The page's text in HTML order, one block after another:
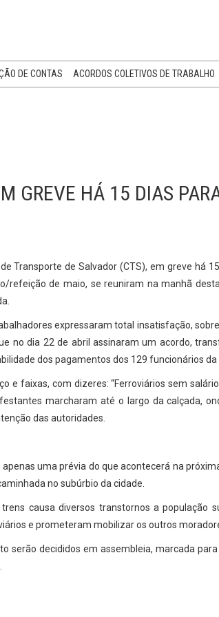
DE CONTAS ACORDOS COLETIVOS DE TRABALHO
GREVE HÁ 15 DIAS
Transporte de Salvador (CTS), em greve há
refeição de maio, se reuniram na manhã
expressaram total insatisfação,
no dia 22 de abril assinaram um acordo,
dos pagamentos dos 129 funcionários da
e faixas, com dizeres: “Ferroviários sem
marcharam até o largo da calçada,
das autoridades.
uma prévia do que acontecerá na
no subúrbio da cidade.
causa diversos transtornos a população
e prometeram mobilizar os outros
serão decididos em assembleia, marcada